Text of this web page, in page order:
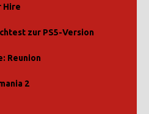
Hire
zur PS5-Version
Reunion
2